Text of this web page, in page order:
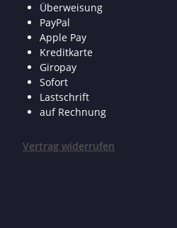
Überweisung
PayPal
Apple Pay
Kreditkarte
Giropay
Sofort
Lastschrift
auf Rechnung
Vertrag widerrufen